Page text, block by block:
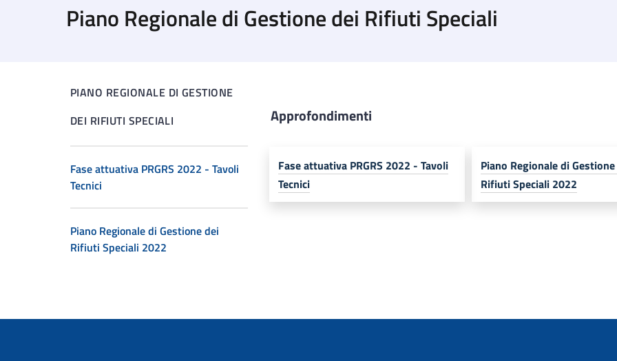
Piano Regionale di Gestione dei Rifiuti Speciali
PIANO REGIONALE DI GESTIONE
DEI RIFIUTI SPECIALI
Fase attuativa PRGRS 2022 - Tavoli
Tecnici
Piano Regionale di Gestione dei
Rifiuti Speciali 2022
Approfondimenti
Fase attuativa PRGRS 2022 - Tavoli
Tecnici
Piano Regionale di
Rifiuti Speciali 2022